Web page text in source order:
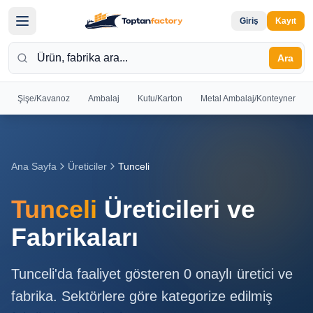
Giriş Kayıt
Ara
Şişe/Kavanoz Ambalaj Kutu/Karton Metal Ambalaj/Konteyner
Giriş yapın
Giriş
Yap
Kayıt
Ana
Sayfa
Ana Sayfa Üreticiler Tunceli
Tunceli Üreticileri ve
Fabrikaları
Tunceli'da faaliyet gösteren 0 onaylı üretici ve
fabrika. Sektörlere göre kategorize edilmiş